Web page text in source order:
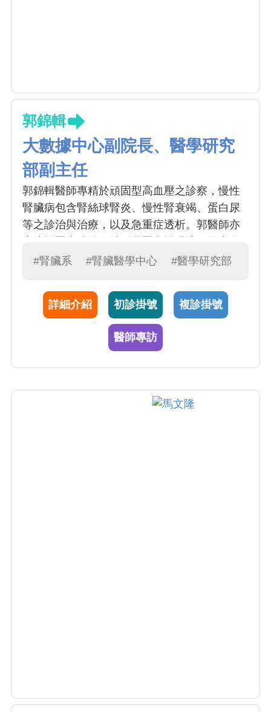
郭錦輯
大數據中心副院長、醫學研究
部副主任
郭錦輯醫師專精於頑固型高血壓之診察，慢性
腎臟病包含腎絲球腎炎、慢性腎衰竭、蛋白尿
等之診治與治療，以及急重症透析。郭醫師亦
險評估。郭醫師亦為本院大數據中心主任，結
期能有效增進腎病病友照護品質。
#腎臟系 #腎臟醫學中心 #醫學研究部
詳細介紹 初診掛號 複診掛號
醫師專訪